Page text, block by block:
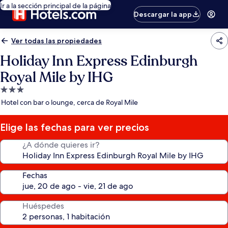
Ir a la sección principal de la página
Descargar la app
Ver todas las propiedades
Holiday Inn Express Edinburgh
Royal Mile by IHG
Propiedad
de
estrellas
Hotel con bar o lounge, cerca de Royal Mile
Elige las fechas para ver precios
¿A dónde quieres ir?
Fechas
Huéspedes